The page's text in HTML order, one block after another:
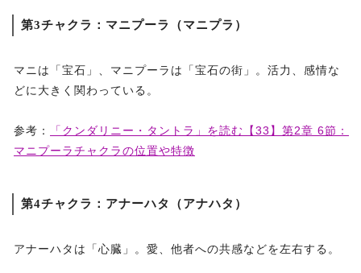
第3チャクラ：マニプーラ（マニプラ）
マニは「宝石」、マニプーラは「宝石の街」。活力、感情な
どに大きく関わっている。
参考：
「クンダリニー・タントラ」を読む【33】第2章 6節：
マニプーラチャクラの位置や特徴
第4チャクラ：アナーハタ（アナハタ）
アナーハタは「心臓」。愛、他者への共感などを左右する。